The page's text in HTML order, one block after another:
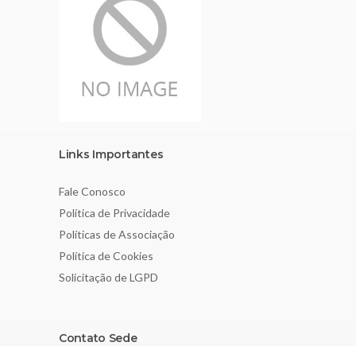
Links Importantes
Fale Conosco
Política de Privacidade
Políticas de Associação
Política de Cookies
Solicitação de LGPD
Contato Sede